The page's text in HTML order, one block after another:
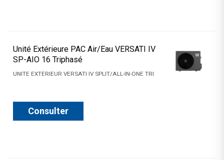
Unité Extérieure PAC Air/Eau VERSATI IV
SP-AIO 16 Triphasé
UNITE EXTERIEUR VERSATI IV SPLIT/ALL-IN-ONE TRI
Consulter